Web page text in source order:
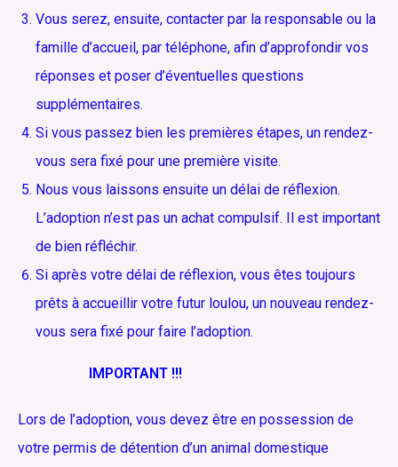
Vous serez, ensuite, contacter par la responsable ou la
famille d’accueil, par téléphone, afin d’approfondir vos
réponses et poser d’éventuelles questions
supplémentaires.
Si vous passez bien les premières étapes, un rendez-
vous sera fixé pour une première visite.
Nous vous laissons ensuite un délai de réflexion.
L’adoption n’est pas un achat compulsif. Il est important
de bien réfléchir.
Si après votre délai de réflexion, vous êtes toujours
prêts à accueillir votre futur loulou, un nouveau rendez-
vous sera fixé pour faire l’adoption.
IMPORTANT !!!
Lors de l’adoption, vous devez être en possession de
votre permis de détention d’un animal domestique